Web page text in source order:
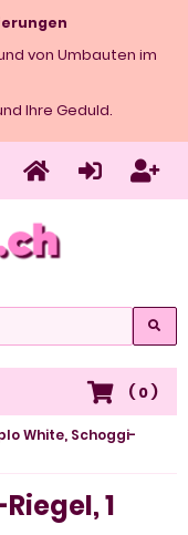
von Umbauten im
Ihre Geduld.
( 0)
White, Schoggi-
1